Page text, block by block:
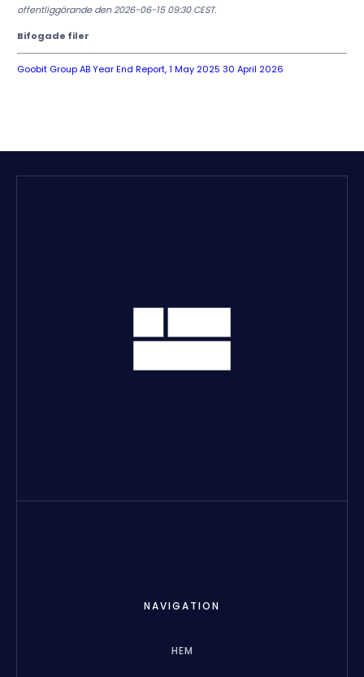
offentliggörande den 2026-06-15 09:30 CEST.
Bifogade filer
Goobit Group AB Year End Report, 1 May 2025 30 April 2026
NAVIGATION
HEM